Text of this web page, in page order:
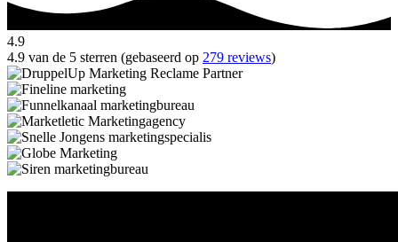
4.9
4.9 van de 5 sterren (gebaseerd op 279 reviews)